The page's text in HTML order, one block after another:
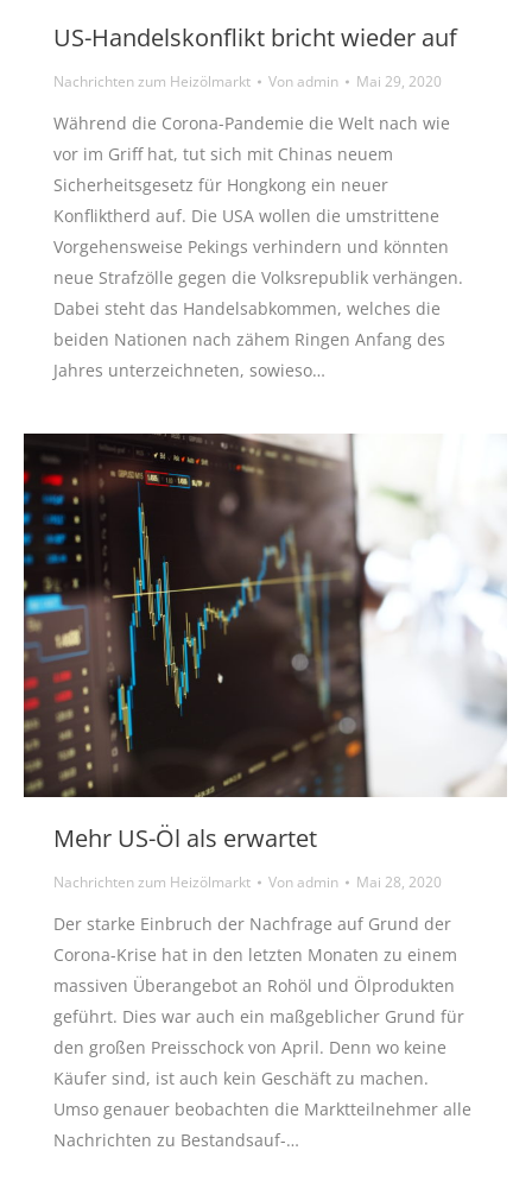
US-Handelskonflikt bricht wieder auf
Nachrichten zum Heizölmarkt Vonadmin Mai 29, 2020
Während die Corona-Pandemie die Welt nach wie
vor im Griff hat, tut sich mit Chinas neuem
Sicherheitsgesetz für Hongkong ein neuer
Konfliktherd auf. Die USA wollen die umstrittene
Vorgehensweise Pekings verhindern und könnten
neue Strafzölle gegen die Volksrepublik verhängen.
Dabei steht das Handelsabkommen, welches die
beiden Nationen nach zähem Ringen Anfang des
Jahres unterzeichneten, sowieso…
Mehr US-Öl als erwartet
Nachrichten zum Heizölmarkt Vonadmin Mai 28, 2020
Der starke Einbruch der Nachfrage auf Grund der
Corona-Krise hat in den letzten Monaten zu einem
massiven Überangebot an Rohöl und Ölprodukten
geführt. Dies war auch ein maßgeblicher Grund für
den großen Preisschock von April. Denn wo keine
Käufer sind, ist auch kein Geschäft zu machen.
Umso genauer beobachten die Marktteilnehmer alle
Nachrichten zu Bestandsauf-…